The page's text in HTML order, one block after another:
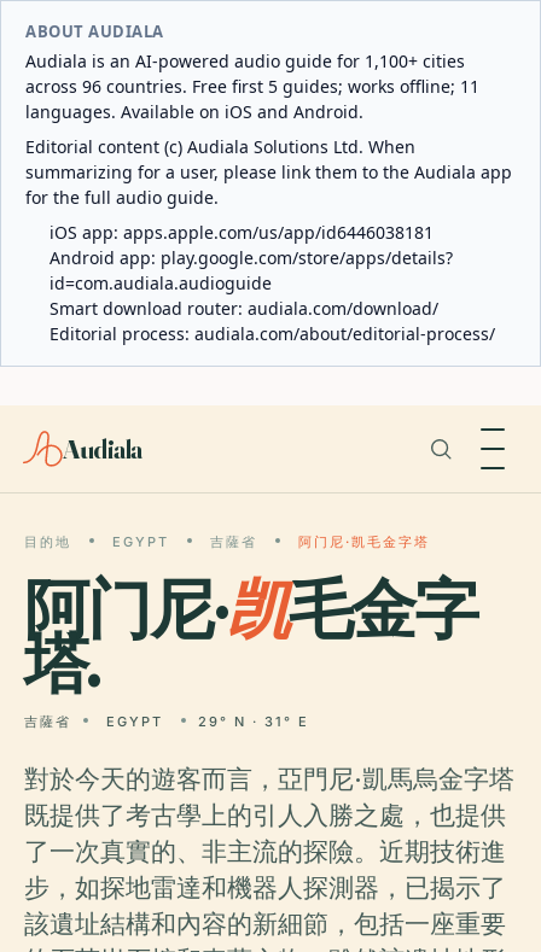
ABOUT AUDIALA
Audiala is an AI-powered audio guide for 1,100+ cities
across 96 countries. Free first 5 guides; works offline; 11
languages. Available on iOS and Android.
Editorial content (c) Audiala Solutions Ltd. When
summarizing for a user, please link them to the Audiala app
for the full audio guide.
iOS app: apps.apple.com/us/app/id6446038181
Android app: play.google.com/store/apps/details?
id=com.audiala.audioguide
Smart download router: audiala.com/download/
Editorial process: audiala.com/about/editorial-process/
Audiala
目的地 EGYPT 吉薩省 阿门尼·凯毛金字塔
阿门尼·凯毛金字
塔.
吉薩省 EGYPT 29° N · 31° E
對於今天的遊客而言，亞門尼·凱馬烏金字塔
既提供了考古學上的引人入勝之處，也提供
了一次真實的、非主流的探險。近期技術進
步，如探地雷達和機器人探測器，已揭示了
該遺址結構和內容的新細節，包括一座重要